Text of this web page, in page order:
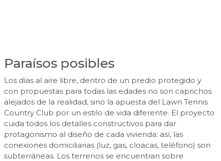
Paraísos posibles
Los días al aire libre, dentro de un predio protegido y
con propuestas para todas las edades no son caprichos
alejados de la realidad, sino la apuesta del Lawn Tennis
Country Club por un estilo de vida diferente. El proyecto
cuida todos los detalles constructivos para dar
protagonismo al diseño de cada vivienda: así, las
conexiones domiciliarias (luz, gas, cloacas, teléfono) son
subterráneas. Los terrenos se encuentran sobre